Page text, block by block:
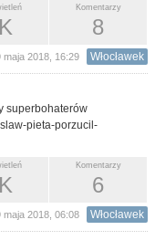
Komentarzy
8
maja 2018, 16:29 Włocławek
superbohaterów
pieta-porzucil-
Komentarzy
6
maja 2018, 06:08 Włocławek